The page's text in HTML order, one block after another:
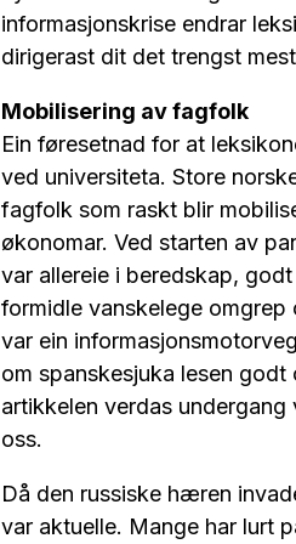
informasjonskrise endrar
dirigerast dit det trengst
Mobilisering av fagfolk
Ein føresetnad for at
ved universiteta. Store
fagfolk som raskt blir
økonomar. Ved starten av
var allereie i beredskap,
formidle vanskelege
var ein
om spanskesjuka lesen
artikkelen verdas
oss.
Då den russiske hæren
var aktuelle. Mange har lurt